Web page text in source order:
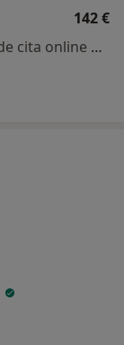
142 €
Este especialista no ofrece reserva de cita online en esta dirección.